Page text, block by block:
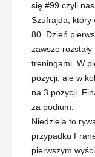
się #99 czyli
Szufrajda, który
80. Dzień
zawsze
treningami. W
pozycji, ale w
na 3 pozycji.
za podium.
Niedziela to
przypadku
pierwszym